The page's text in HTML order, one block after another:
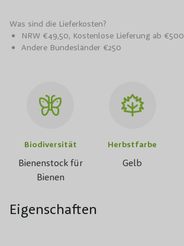
Was sind die Lieferkosten?
NRW €49,50, Kostenlose Lieferung ab €500
Andere Bundesländer €250
Biodiversität
Bienenstock für
Bienen
Herbstfarbe
Gelb
Eigenschaften